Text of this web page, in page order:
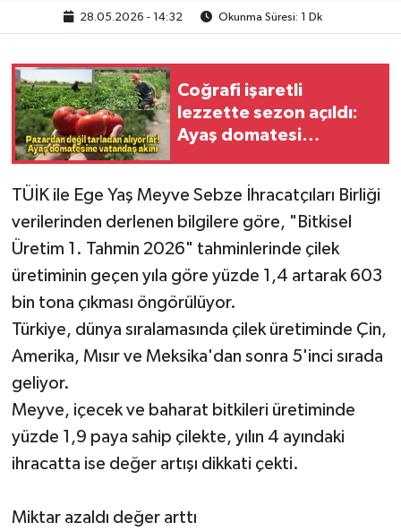
28.05.2026 - 14:32 Okunma Süresi: 1 Dk
Coğrafi işaretli
lezzette sezon açıldı:
Ayaş domatesi
TÜİK ile Ege Yaş Meyve Sebze İhracatçıları Birliği
verilerinden derlenen bilgilere göre, "Bitkisel
Üretim 1. Tahmin 2026" tahminlerinde çilek
üretiminin geçen yıla göre yüzde 1,4 artarak 603
bin tona çıkması öngörülüyor.
Türkiye, dünya sıralamasında çilek üretiminde Çin,
Amerika, Mısır ve Meksika'dan sonra 5'inci sırada
geliyor.
Meyve, içecek ve baharat bitkileri üretiminde
yüzde 1,9 paya sahip çilekte, yılın 4 ayındaki
ihracatta ise değer artışı dikkati çekti.
Miktar azaldı değer arttı